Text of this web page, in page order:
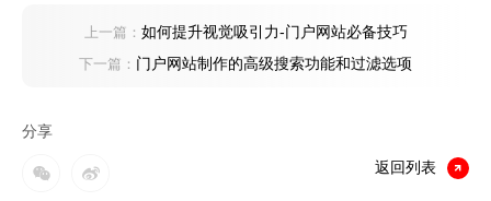
分享
返回列表
上一篇： 如何提升视觉吸引力-门户网站必备技巧
下一篇： 门户网站制作的高级搜索功能和过滤选项